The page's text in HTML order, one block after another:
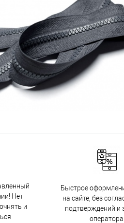
Нет
и
Быстрое
на сайте, без
подтверждений и
оператора